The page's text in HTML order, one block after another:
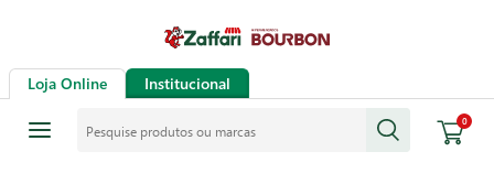
Loja Online Institucional
0